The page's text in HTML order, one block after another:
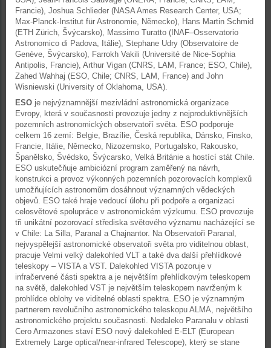
Francie), Joshua Schlieder (NASA Ames Research Center, USA;
Max-Planck-Institut für Astronomie, Německo), Hans Martin Schmid
(ETH Zürich, Švýcarsko), Massimo Turatto (INAF–Osservatorio
Astronomico di Padova, Itálie), Stephane Udry (Observatoire de
Genève, Švýcarsko), Farrokh Vakili (Université de Nice-Sophia
Antipolis, Francie), Arthur Vigan (CNRS, LAM, France; ESO, Chile),
Zahed Wahhaj (ESO, Chile; CNRS, LAM, France) and John
Wisniewski (University of Oklahoma, USA).
ESO je nejvýznamnější mezivládní astronomická organizace
Evropy, která v současnosti provozuje jedny z nejproduktivnějších
pozemních astronomických observatoří světa. ESO podporuje
celkem 16 zemí: Belgie, Brazílie, Česká republika, Dánsko, Finsko,
Francie, Itálie, Německo, Nizozemsko, Portugalsko, Rakousko,
Španělsko, Švédsko, Švýcarsko, Velká Británie a hostící stát Chile.
ESO uskutečňuje ambiciózní program zaměřený na návrh,
konstrukci a provoz výkonných pozemních pozorovacích komplexů
umožňujících astronomům dosáhnout významných vědeckých
objevů. ESO také hraje vedoucí úlohu při podpoře a organizaci
celosvětové spolupráce v astronomickém výzkumu. ESO provozuje
tři unikátní pozorovací střediska světového významu nacházející se
v Chile: La Silla, Paranal a Chajnantor. Na Observatoři Paranal,
nejvyspělejší astronomické observatoři světa pro viditelnou oblast,
pracuje Velmi velký dalekohled VLT a také dva další přehlídkové
teleskopy – VISTA a VST. Dalekohled VISTA pozoruje v
infračervené části spektra a je největším přehlídkovým teleskopem
na světě, dalekohled VST je největším teleskopem navrženým k
prohlídce oblohy ve viditelné oblasti spektra. ESO je významným
partnerem revolučního astronomického teleskopu ALMA, největšího
astronomického projektu současnosti. Nedaleko Paranalu v oblasti
Cero Armazones staví ESO nový dalekohled E-ELT (European
Extremely Large optical/near-infrared Telescope), který se stane